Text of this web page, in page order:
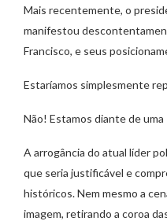
Mais recentemente, o
manifestou
Francisco, e seus
Estaríamos simplesmente
Não! Estamos diante de
A arrogância do atual líder
que seria justificável e
históricos. Nem mesmo a
imagem, retirando a coroa